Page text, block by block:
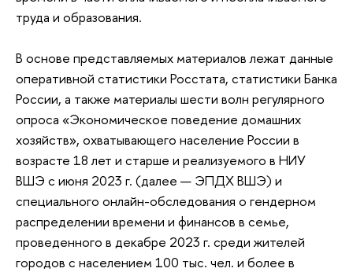
труда и образования.
В основе представляемых материалов лежат данные
оперативной статистики Росстата, статистики Банка
России, а также материалы шести волн регулярного
опроса «Экономическое поведение домашних
хозяйств», охватывающего население России в
возрасте 18 лет и старше и реализуемого в НИУ
ВШЭ с июня 2023 г. (далее — ЭПДХ ВШЭ) и
специального онлайн-обследования о гендерном
распределении времени и финансов в семье,
проведенного в декабре 2023 г. среди жителей
городов с населением 100 тыс. чел. и более в